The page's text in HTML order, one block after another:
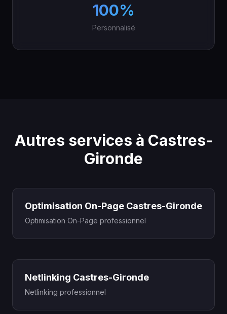
100%
Personnalisé
Autres services à Castres-
Gironde
Optimisation On-Page Castres-Gironde
Optimisation On-Page professionnel
Netlinking Castres-Gironde
Netlinking professionnel